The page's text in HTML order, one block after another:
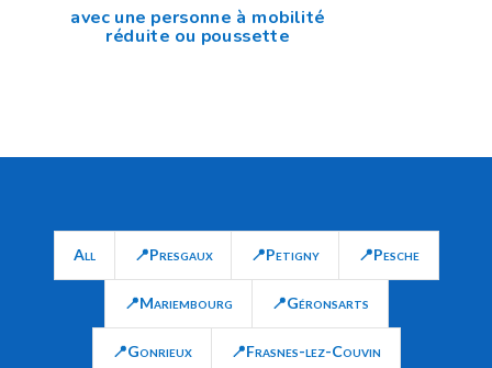
avec une personne à mobilité
réduite ou poussette
All 📍Presgaux 📍Petigny 📍Pesche
📍Mariembourg 📍Géronsarts
📍Gonrieux 📍Frasnes-lez-Couvin